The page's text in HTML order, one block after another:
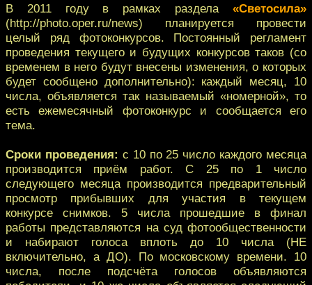
В 2011 году в рамках раздела «Светосила»
(http://photo.oper.ru/news) планируется провести
целый ряд фотоконкурсов. Постоянный регламент
проведения текущего и будущих конкурсов таков (со
временем в него будут внесены изменения, о которых
будет сообщено дополнительно): каждый месяц, 10
числа, объявляется так называемый «номерной», то
есть ежемесячный фотоконкурс и сообщается его
тема.
Сроки проведения: с 10 по 25 число каждого месяца
производится приём работ. С 25 по 1 число
следующего месяца производится предварительный
просмотр прибывших для участия в текущем
конкурсе снимков. 5 числа прошедшие в финал
работы представляются на суд фотообщественности
и набирают голоса вплоть до 10 числа (НЕ
включительно, а ДО). По московскому времени. 10
числа, после подсчёта голосов объявляются